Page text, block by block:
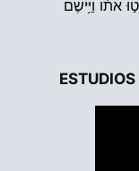
אֹתֹ֔ו וַיִּ֥ישֶׂם